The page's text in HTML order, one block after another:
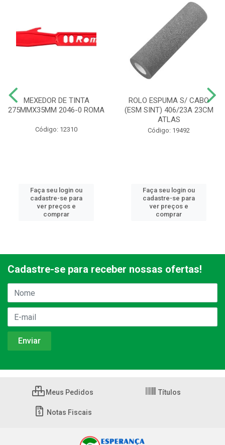
MEXEDOR DE TINTA
275MMX35MM 2046-0 ROMA
Código: 12310
Faça seu login ou
cadastre-se para
ver preços e
comprar
ROLO ESPUMA S/ CABO
(ESM SINT) 406/23A 23CM
ATLAS
Código: 19492
Faça seu login ou
cadastre-se para
ver preços e
comprar
Cadastre-se para receber nossas ofertas!
Meus Pedidos Títulos
Notas Fiscais